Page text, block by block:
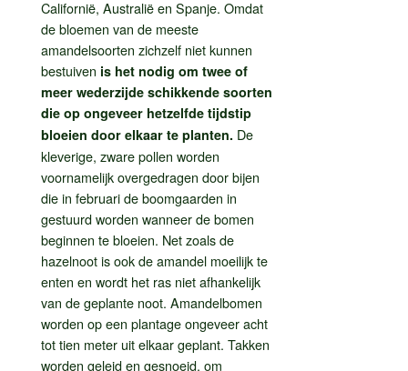
Californië, Australië en Spanje. Omdat
de bloemen van de meeste
amandelsoorten zichzelf niet kunnen
bestuiven is het nodig om twee of
meer wederzijde schikkende soorten
die op ongeveer hetzelfde tijdstip
bloeien door elkaar te planten. De
kleverige, zware pollen worden
voornamelijk overgedragen door bijen
die in februari de boomgaarden in
gestuurd worden wanneer de bomen
beginnen te bloeien. Net zoals de
hazelnoot is ook de amandel moeilijk te
enten en wordt het ras niet afhankelijk
van de geplante noot. Amandelbomen
worden op een plantage ongeveer acht
tot tien meter uit elkaar geplant. Takken
worden geleid en gesnoeid, om